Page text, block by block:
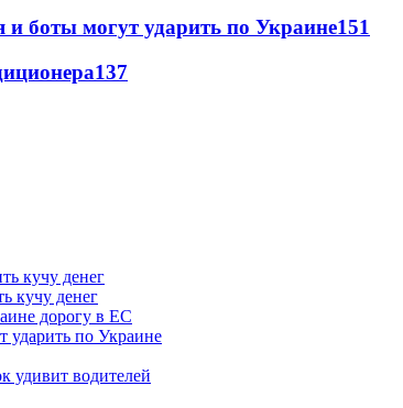
боты могут ударить по Украине151
137
кучу денег
дорогу в ЕС
ударить по Украине
удивит водителей